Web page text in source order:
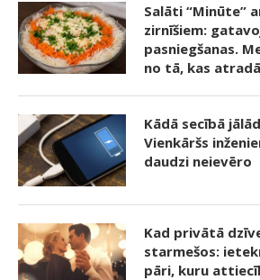
Salāti “Minūte”
zirnīšiem:
pasniegšanas.
no tā, kas
Kādā secībā
Vienkāršs
daudzi neievēro
Kad privātā
starmešos:
pāri, kuru